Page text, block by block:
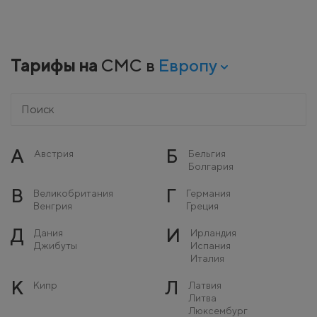
Тарифы на СМС в Европу
А Австрия Б
Бельгия
Болгария
В
Великобритания
Венгрия
Г
Германия
Греция
Д
Дания
Джибуты
И
Ирландия
Испания
Италия
К Кипр Л
Латвия
Литва
Люксембург